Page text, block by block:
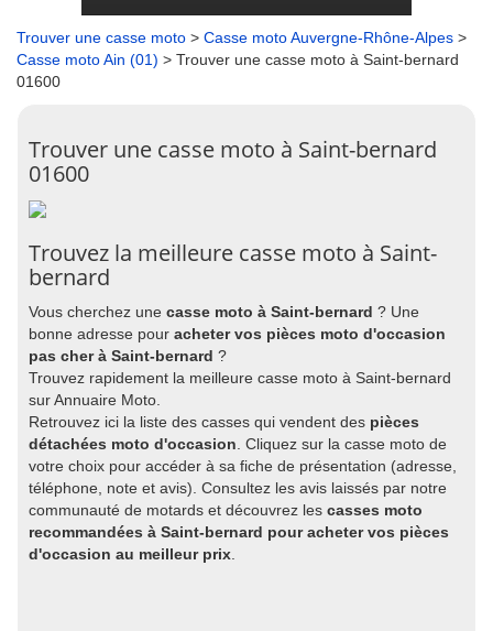
Trouver une casse moto > Casse moto Auvergne-Rhône-Alpes >
Casse moto Ain (01) > Trouver une casse moto à Saint-bernard
01600
Trouver une casse moto à Saint-bernard
01600
Trouvez la meilleure casse moto à Saint-
bernard
Vous cherchez une casse moto à Saint-bernard ? Une
bonne adresse pour acheter vos pièces moto d'occasion
pas cher à Saint-bernard ?
Trouvez rapidement la meilleure casse moto à Saint-bernard
sur Annuaire Moto.
Retrouvez ici la liste des casses qui vendent des pièces
détachées moto d'occasion . Cliquez sur la casse moto de
votre choix pour accéder à sa fiche de présentation (adresse,
téléphone, note et avis). Consultez les avis laissés par notre
communauté de motards et découvrez les casses moto
recommandées à Saint-bernard pour acheter vos pièces
d'occasion au meilleur prix